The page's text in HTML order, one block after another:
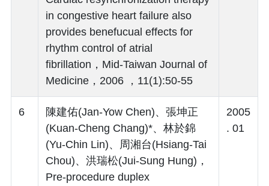
in congestive heart failure also
provides benefucual effects for
rhythm control of atrial
fibrillation，Mid-Taiwan Journal of
Medicine，2006 ，11(1):50-55
6
陳建佑(Jan-Yow Chen)、張坤正
(Kuan-Cheng Chang)*、林於錦
(Yu-Chin Lin)、周湘台(Hsiang-Tai
Chou)、洪瑞松(Jui-Sung Hung)，
Pre-procedure duplex
2005
. 01